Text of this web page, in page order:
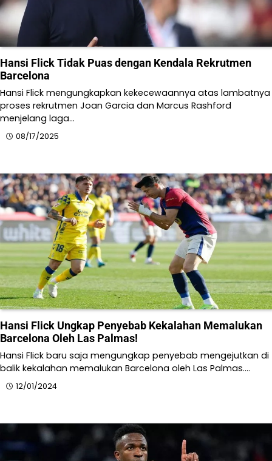
Hansi Flick Tidak Puas dengan Kendala Rekrutmen
Barcelona
Hansi Flick mengungkapkan kekecewaannya atas lambatnya
proses rekrutmen Joan Garcia dan Marcus Rashford
menjelang laga…
08/17/2025
Hansi Flick Ungkap Penyebab Kekalahan Memalukan
Barcelona Oleh Las Palmas!​
Hansi Flick baru saja mengungkap penyebab mengejutkan di
balik kekalahan memalukan Barcelona oleh Las Palmas.…
12/01/2024